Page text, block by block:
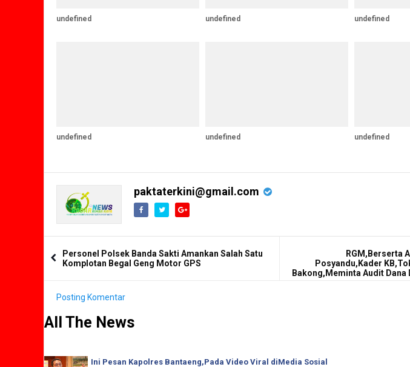
undefined undefined undefined
undefined undefined undefined
paktaterkini@gmail.com
Personel Polsek Banda Sakti Amankan Salah Satu
Komplotan Begal Geng Motor GPS
RGM,Berserta
Posyandu,Kader
Bakong,Meminta Audit Dana
Posting Komentar
All The News
Ini Pesan Kapolres Bantaeng,Pada Video Viral diMedia Sosial